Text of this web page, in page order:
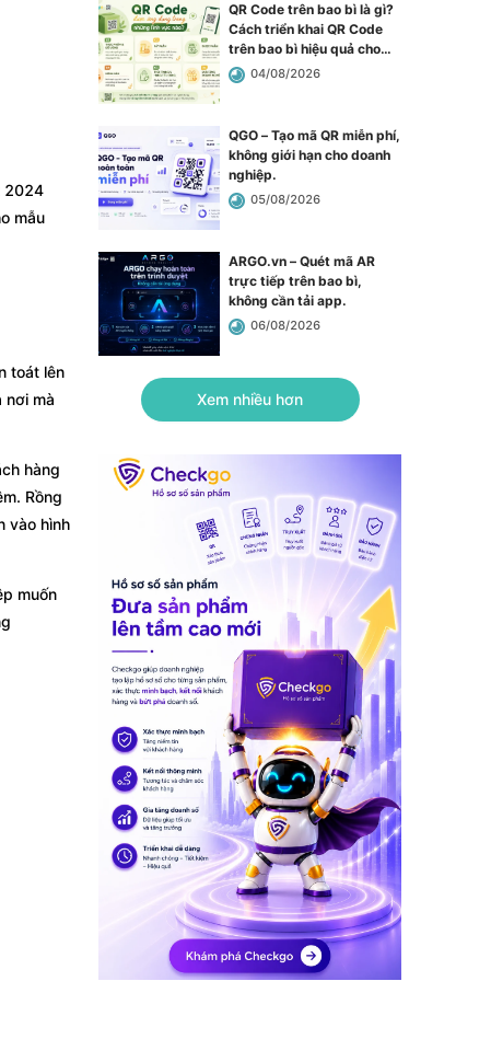
2024
mẫu
toát lên
nơi mà
hàng
Rồng
vào hình
muốn
QR Code trên bao bì là gì?
Cách triển khai QR Code
trên bao bì hiệu quả cho
doanh nghiệp.
04/08/2026
QGO – Tạo mã QR miễn phí,
không giới hạn cho doanh
nghiệp.
05/08/2026
ARGO.vn – Quét mã AR
trực tiếp trên bao bì,
không cần tải app.
06/08/2026
Xem nhiều hơn